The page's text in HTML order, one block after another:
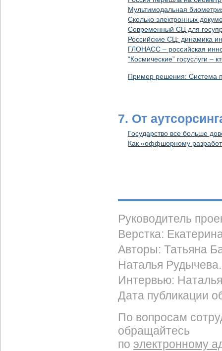
Мультимодальная
Сколько электронных
Современный СЦ для
Российские СЦ: динамика
ГЛОНАСС – российская
“Космические” госуслуги –
Пример решения: Система
7. От
Государство все больше
Как «оффшорному
Руководитель
Верстка:
Авторы: Татьяна
Наталья
Интервью:
Дата публикации
По вопросам
обращайтесь
по электронному